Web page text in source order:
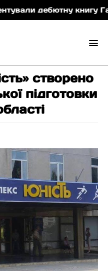
дебютну книгу
створено
підготовки